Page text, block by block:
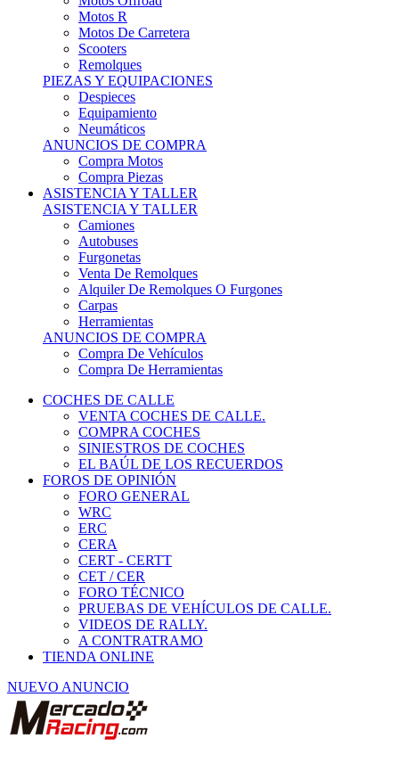
Motos R
Motos De Carretera
Scooters
Remolques
PIEZAS Y EQUIPACIONES
Despieces
Equipamiento
Neumáticos
ANUNCIOS DE COMPRA
Compra Motos
Compra Piezas
ASISTENCIA Y TALLER
ASISTENCIA Y TALLER
Camiones
Autobuses
Furgonetas
Venta De Remolques
Alquiler De Remolques O Furgones
Carpas
Herramientas
ANUNCIOS DE COMPRA
Compra De Vehículos
Compra De Herramientas
COCHES DE CALLE
VENTA COCHES DE CALLE.
COMPRA COCHES
SINIESTROS DE COCHES
EL BAÚL DE LOS RECUERDOS
FOROS DE OPINIÓN
FORO GENERAL
WRC
ERC
CERA
CERT - CERTT
CET / CER
FORO TÉCNICO
PRUEBAS DE VEHÍCULOS DE CALLE.
VIDEOS DE RALLY.
A CONTRATRAMO
TIENDA ONLINE
NUEVO ANUNCIO